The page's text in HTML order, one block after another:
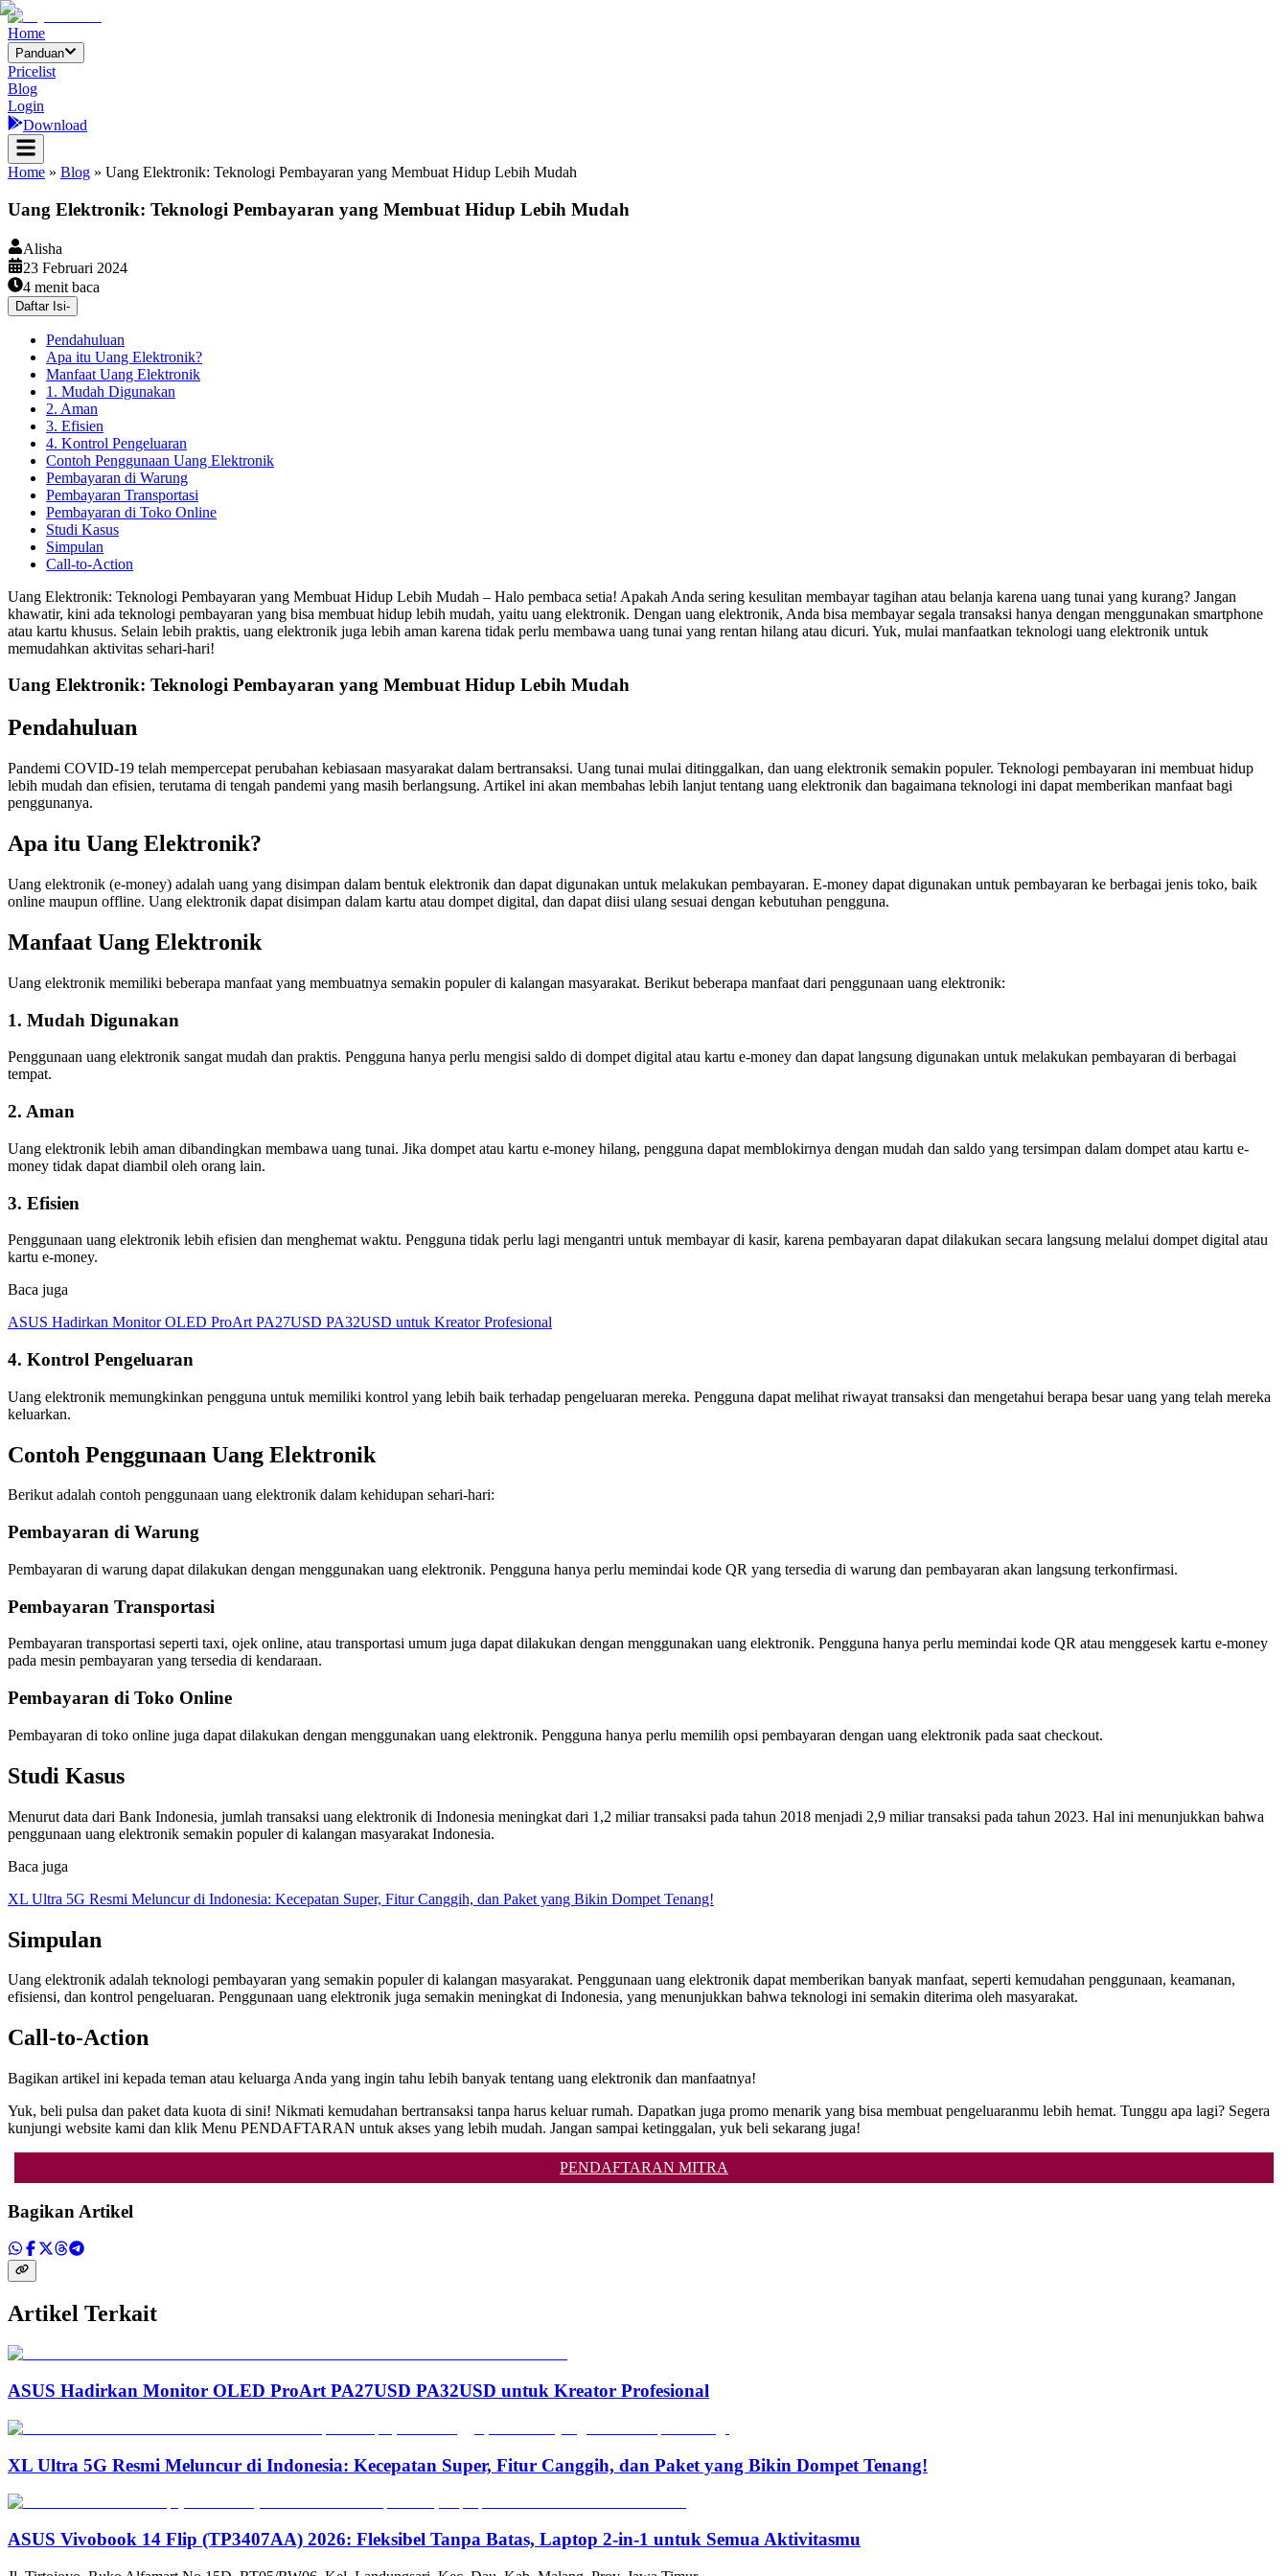
Home
Panduan
Pricelist
Blog
Login
Download
Home » Blog » Uang Elektronik: Teknologi Pembayaran yang Membuat Hidup Lebih Mudah
Uang Elektronik: Teknologi Pembayaran yang Membuat Hidup Lebih Mudah
Alisha
23 Februari 2024
4 menit baca
Daftar Isi-
Pendahuluan
Apa itu Uang Elektronik?
Manfaat Uang Elektronik
1. Mudah Digunakan
2. Aman
3. Efisien
4. Kontrol Pengeluaran
Contoh Penggunaan Uang Elektronik
Pembayaran di Warung
Pembayaran Transportasi
Pembayaran di Toko Online
Studi Kasus
Simpulan
Call-to-Action
Uang Elektronik: Teknologi Pembayaran yang Membuat Hidup Lebih Mudah – Halo pembaca setia! Apakah Anda sering kesulitan membayar tagihan atau belanja karena uang tunai yang kurang? Jangan
khawatir, kini ada teknologi pembayaran yang bisa membuat hidup lebih mudah, yaitu uang elektronik. Dengan uang elektronik, Anda bisa membayar segala transaksi hanya dengan menggunakan smartphone
atau kartu khusus. Selain lebih praktis, uang elektronik juga lebih aman karena tidak perlu membawa uang tunai yang rentan hilang atau dicuri. Yuk, mulai manfaatkan teknologi uang elektronik untuk
memudahkan aktivitas sehari-hari!
Uang Elektronik: Teknologi Pembayaran yang Membuat Hidup Lebih Mudah
Pendahuluan
Pandemi COVID-19 telah mempercepat perubahan kebiasaan masyarakat dalam bertransaksi. Uang tunai mulai ditinggalkan, dan uang elektronik semakin populer. Teknologi pembayaran ini membuat hidup
lebih mudah dan efisien, terutama di tengah pandemi yang masih berlangsung. Artikel ini akan membahas lebih lanjut tentang uang elektronik dan bagaimana teknologi ini dapat memberikan manfaat bagi
penggunanya.
Apa itu Uang Elektronik?
Uang elektronik (e-money) adalah uang yang disimpan dalam bentuk elektronik dan dapat digunakan untuk melakukan pembayaran. E-money dapat digunakan untuk pembayaran ke berbagai jenis toko, baik
online maupun offline. Uang elektronik dapat disimpan dalam kartu atau dompet digital, dan dapat diisi ulang sesuai dengan kebutuhan pengguna.
Manfaat Uang Elektronik
Uang elektronik memiliki beberapa manfaat yang membuatnya semakin populer di kalangan masyarakat. Berikut beberapa manfaat dari penggunaan uang elektronik:
1. Mudah Digunakan
Penggunaan uang elektronik sangat mudah dan praktis. Pengguna hanya perlu mengisi saldo di dompet digital atau kartu e-money dan dapat langsung digunakan untuk melakukan pembayaran di berbagai
tempat.
2. Aman
Uang elektronik lebih aman dibandingkan membawa uang tunai. Jika dompet atau kartu e-money hilang, pengguna dapat memblokirnya dengan mudah dan saldo yang tersimpan dalam dompet atau kartu e-
money tidak dapat diambil oleh orang lain.
3. Efisien
Penggunaan uang elektronik lebih efisien dan menghemat waktu. Pengguna tidak perlu lagi mengantri untuk membayar di kasir, karena pembayaran dapat dilakukan secara langsung melalui dompet digital atau
kartu e-money.
Baca juga
ASUS Hadirkan Monitor OLED ProArt PA27USD PA32USD untuk Kreator Profesional
4. Kontrol Pengeluaran
Uang elektronik memungkinkan pengguna untuk memiliki kontrol yang lebih baik terhadap pengeluaran mereka. Pengguna dapat melihat riwayat transaksi dan mengetahui berapa besar uang yang telah mereka
keluarkan.
Contoh Penggunaan Uang Elektronik
Berikut adalah contoh penggunaan uang elektronik dalam kehidupan sehari-hari:
Pembayaran di Warung
Pembayaran di warung dapat dilakukan dengan menggunakan uang elektronik. Pengguna hanya perlu memindai kode QR yang tersedia di warung dan pembayaran akan langsung terkonfirmasi.
Pembayaran Transportasi
Pembayaran transportasi seperti taxi, ojek online, atau transportasi umum juga dapat dilakukan dengan menggunakan uang elektronik. Pengguna hanya perlu memindai kode QR atau menggesek kartu e-money
pada mesin pembayaran yang tersedia di kendaraan.
Pembayaran di Toko Online
Pembayaran di toko online juga dapat dilakukan dengan menggunakan uang elektronik. Pengguna hanya perlu memilih opsi pembayaran dengan uang elektronik pada saat checkout.
Studi Kasus
Menurut data dari Bank Indonesia, jumlah transaksi uang elektronik di Indonesia meningkat dari 1,2 miliar transaksi pada tahun 2018 menjadi 2,9 miliar transaksi pada tahun 2023. Hal ini menunjukkan bahwa
penggunaan uang elektronik semakin populer di kalangan masyarakat Indonesia.
Baca juga
XL Ultra 5G Resmi Meluncur di Indonesia: Kecepatan Super, Fitur Canggih, dan Paket yang Bikin Dompet Tenang!
Simpulan
Uang elektronik adalah teknologi pembayaran yang semakin populer di kalangan masyarakat. Penggunaan uang elektronik dapat memberikan banyak manfaat, seperti kemudahan penggunaan, keamanan,
efisiensi, dan kontrol pengeluaran. Penggunaan uang elektronik juga semakin meningkat di Indonesia, yang menunjukkan bahwa teknologi ini semakin diterima oleh masyarakat.
Call-to-Action
Bagikan artikel ini kepada teman atau keluarga Anda yang ingin tahu lebih banyak tentang uang elektronik dan manfaatnya!
Yuk, beli pulsa dan paket data kuota di sini! Nikmati kemudahan bertransaksi tanpa harus keluar rumah. Dapatkan juga promo menarik yang bisa membuat pengeluaranmu lebih hemat. Tunggu apa lagi? Segera
kunjungi website kami dan klik Menu PENDAFTARAN untuk akses yang lebih mudah. Jangan sampai ketinggalan, yuk beli sekarang juga!
PENDAFTARAN MITRA
Bagikan Artikel
Artikel Terkait
ASUS Hadirkan Monitor OLED ProArt PA27USD PA32USD untuk Kreator Profesional
XL Ultra 5G Resmi Meluncur di Indonesia: Kecepatan Super, Fitur Canggih, dan Paket yang Bikin Dompet Tenang!
ASUS Vivobook 14 Flip (TP3407AA) 2026: Fleksibel Tanpa Batas, Laptop 2-in-1 untuk Semua Aktivitasmu